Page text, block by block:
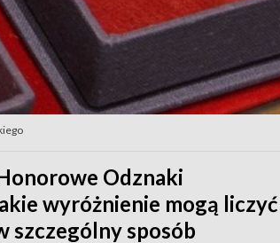
Odznaki
wyróżnienie mogą liczyć
szczególny sposób